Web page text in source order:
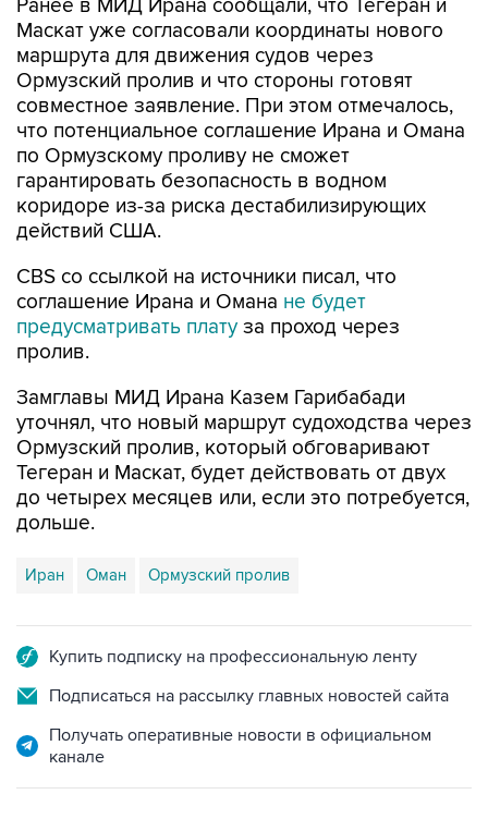
Ранее в МИД Ирана сообщали, что Тегеран и
Маскат уже согласовали координаты нового
маршрута для движения судов через
Ормузский пролив и что стороны готовят
совместное заявление. При этом отмечалось,
что потенциальное соглашение Ирана и Омана
по Ормузскому проливу не сможет
гарантировать безопасность в водном
коридоре из-за риска дестабилизирующих
действий США.
CBS со ссылкой на источники писал, что
соглашение Ирана и Омана не будет
предусматривать плату за проход через
пролив.
Замглавы МИД Ирана Казем Гарибабади
уточнял, что новый маршрут судоходства через
Ормузский пролив, который обговаривают
Тегеран и Маскат, будет действовать от двух
до четырех месяцев или, если это потребуется,
дольше.
Иран Оман Ормузский пролив
Купить подписку на профессиональную ленту
Подписаться на рассылку главных новостей сайта
Получать оперативные новости в официальном
канале